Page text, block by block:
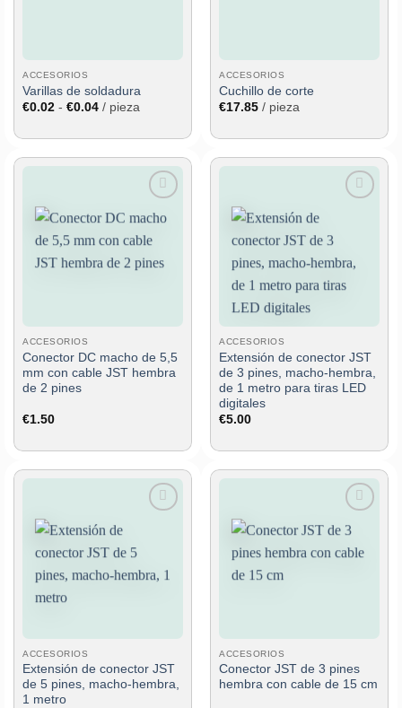
ACCESORIOS
Varillas de soldadura
€0.02 - €0.04Rango
de
desde
hasta
/ pieza
ACCESORIOS
Cuchillo de corte
€17.85 / pieza
Añadir
a la
lista de
deseos
ACCESORIOS
Conector DC macho de 5,5
mm con cable JST hembra
de 2 pines
€1.50
ACCESORIOS
Extensión de conector JST
de 3 pines, macho-hembra,
de 1 metro para tiras LED
digitales
€5.00
ACCESORIOS
Extensión de conector JST
de 5 pines, macho-hembra,
1 metro
Añadir
a la
lista de
deseos
ACCESORIOS
Conector JST de 3 pines
hembra con cable de 15 cm